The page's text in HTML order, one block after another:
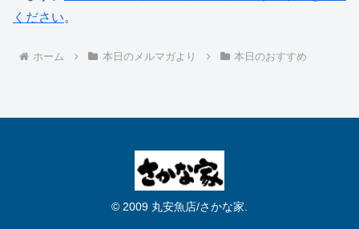
ください。
ホーム 本日のメルマガより 本日のおすすめ
© 2009 丸安魚店/さかな家.